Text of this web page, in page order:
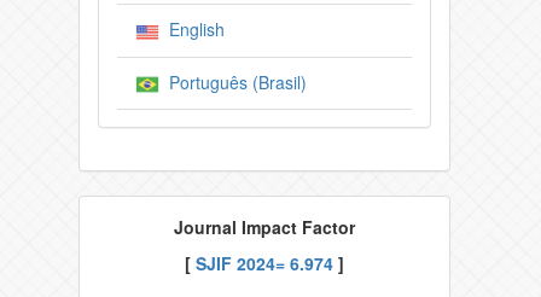
English
Português (Brasil)
Journal Impact Factor
[ SJIF 2024= 6.974 ]